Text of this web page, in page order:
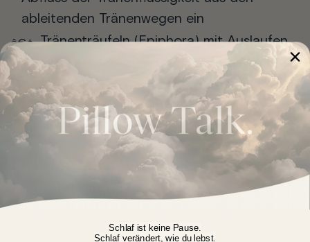
ableitenden Tränenwegen ein
Tränenträufeln (Epiphora) mit Auslaufen
von Tränenflüssigkeit über die Lidränder
Positives Wimpernzeichen, d.h. die
Betroffenen können ihre Wimpern trotz
maximalen Lidschlusses sehen
Erstsymptome: Wie bemerken wir einen
Lagophthalmus?
Schlaf ist keine Pause.
Schlaf verändert, wie du lebst.